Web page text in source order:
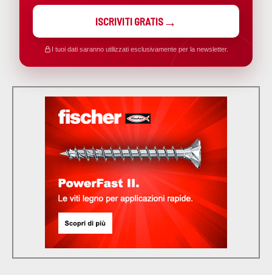
ISCRIVITI GRATIS
I tuoi dati saranno utilizzati esclusivamente per la newsletter.